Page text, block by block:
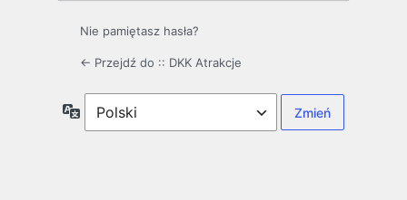
Nie pamiętasz hasła?
← Przejdź do :: DKK Atrakcje
Język